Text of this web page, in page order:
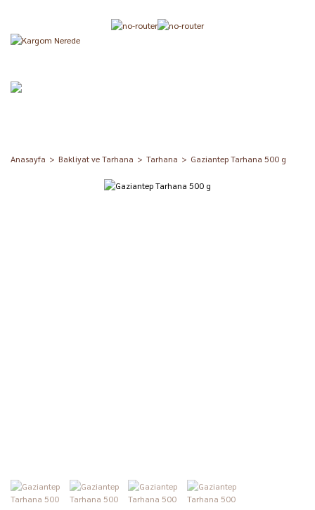
Anasayfa Bakliyat ve Tarhana Tarhana Gaziantep Tarhana 500 g